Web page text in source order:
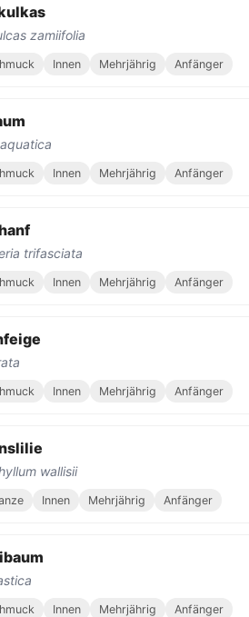
zamiifolia
Innen Mehrjährig Anfänger
Innen Mehrjährig Anfänger
trifasciata
Innen Mehrjährig Anfänger
Innen Mehrjährig Anfänger
wallisii
Innen Mehrjährig Anfänger
Innen Mehrjährig Anfänger